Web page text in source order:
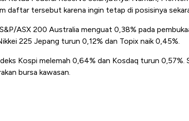
daftar tersebut karena ingin tetap di posisinya
ASX 200 Australia menguat 0,38% pada
225 Jepang turun 0,12% dan Topix naik 0,45%.
Kospi melemah 0,64% dan Kosdaq turun 0,57%.
bursa kawasan.